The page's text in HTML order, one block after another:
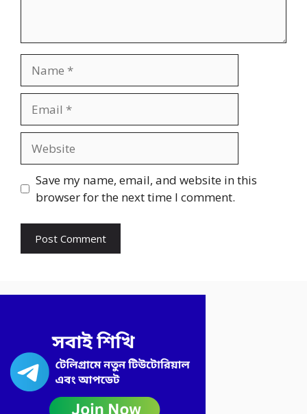
Save my name, email, and website in this
browser for the next time I comment.